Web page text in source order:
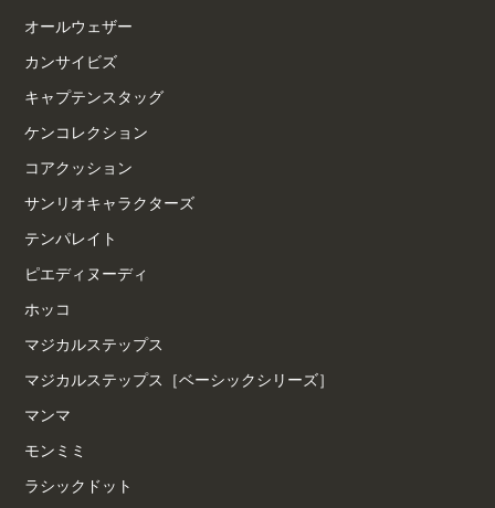
オールウェザー
カンサイビズ
キャプテンスタッグ
ケンコレクション
コアクッション
サンリオキャラクターズ
テンパレイト
ピエディヌーディ
ホッコ
マジカルステップス
マジカルステップス［ベーシックシリーズ］
マンマ
モンミミ
ラシックドット